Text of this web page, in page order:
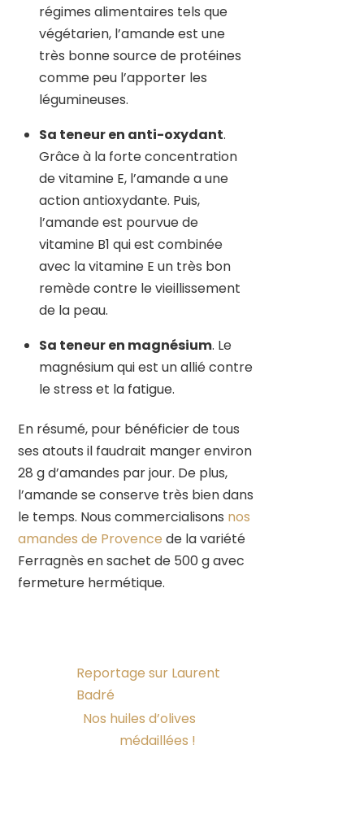
régimes alimentaires tels que
végétarien, l’amande est une
très bonne source de protéines
comme peu l’apporter les
légumineuses.
Sa teneur en anti-oxydant.
Grâce à la forte concentration
de vitamine E, l’amande a une
action antioxydante. Puis,
l’amande est pourvue de
vitamine B1 qui est combinée
avec la vitamine E un très bon
remède contre le vieillissement
de la peau.
Sa teneur en magnésium. Le
magnésium qui est un allié contre
le stress et la fatigue.
En résumé, pour bénéficier de tous
ses atouts il faudrait manger environ
28 g d’amandes par jour. De plus,
l’amande se conserve très bien dans
le temps. Nous commercialisons nos
amandes de Provence de la variété
Ferragnès en sachet de 500 g avec
fermeture hermétique.
Reportage sur Laurent
Badré
Nos huiles d’olives
médaillées !